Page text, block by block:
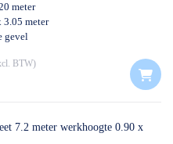
meter
3.05 meter
gevel
BTW
7.2 meter werkhoogte 0.90 x